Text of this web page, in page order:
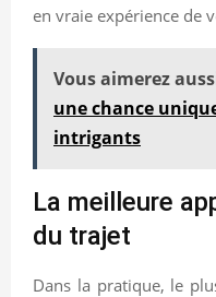
en vraie expérience de
Vous aimerez
une chance
intrigants
La meilleure
du trajet
Dans la pratique, le